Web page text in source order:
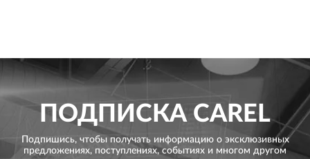
ПОДПИСКА CAREL
Подпишись, чтобы получать информацию о эксклюзивных
предложениях, поступлениях, событиях и многом другом